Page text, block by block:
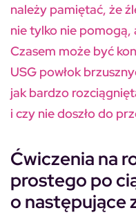
należy pamiętać, że
nie tylko nie pomogą,
Czasem może być
USG powłok
jak bardzo
i czy nie doszło do
Ćwiczenia na
prostego po
o następujące